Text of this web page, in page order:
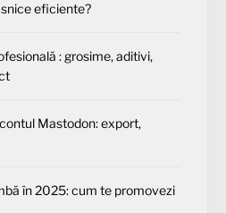
eficiente?
: grosime, aditivi,
Mastodon: export,
în 2025: cum te promovezi